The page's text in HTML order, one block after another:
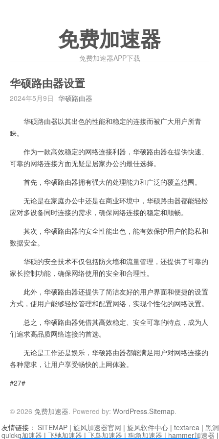
免费加速器
免费加速器APP下载
华硕路由器设置
2024年5月9日 华硕路由器
华硕路由器以其出色的性能和稳定的连接而被广大用户所青
睐。
作为一款高效稳定的网络连接利器，华硕路由器在提供快速、
可靠的网络连接方面无疑是居家办公的最佳选择。
首先，华硕路由器拥有强大的处理能力和广泛的覆盖范围。
无论是在家庭办公中还是在商业环境中，华硕路由器都能轻松
应对多设备同时连接的需求，确保网络连接的稳定和顺畅。
其次，华硕路由器的安全性能出色，能有效保护用户的隐私和
数据安全。
华硕的安全技术不仅包括防火墙和流量管理，还提供了可靠的
家长控制功能，确保网络使用的安全和合理性。
此外，华硕路由器还提供了简洁友好的用户界面和便捷的设置
方式，使用户能够轻松管理和配置网络，实现个性化的网络设置。
总之，华硕路由器凭借其高效稳定、安全可靠的特点，成为人
们追求高品质网络连接的首选。
无论是工作还是娱乐，华硕路由器都能满足用户对网络连接的
各种需求，让用户享受畅快的上网体验。
#27#
© 2026 免费加速器. Powered by: WordPress.Sitemap.
友情链接： SITEMAP | 旋风加速器官网 | 旋风软件中心 | textarea | 黑
quickq加速器 | 飞驰加速器 | 飞鸟加速器 | 狗急加速器 | hammer加速器